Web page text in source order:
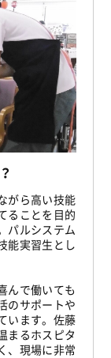
がら高い技能
ることを目的
パルシステム
能実習生とし
んで働いても
のサポートや
います。佐藤
まるホスピタ
、現場に非常